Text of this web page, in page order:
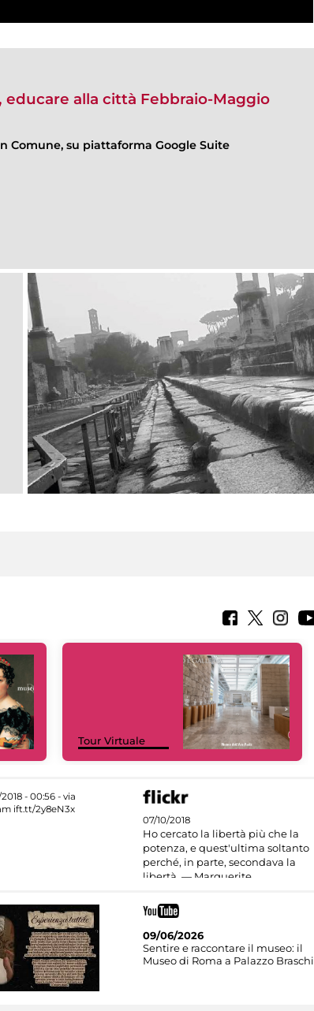
educare alla città Febbraio-Maggio
Comune, su piattaforma Google Suite
Tour Virtuale
07/10/2018
Ho cercato la libertà più che la
potenza, e quest'ultima soltanto
perché, in parte, secondava la
libertà. — Marguerite
09/06/2026
Sentire e raccontare il museo: il
Museo di Roma a Palazzo Braschi